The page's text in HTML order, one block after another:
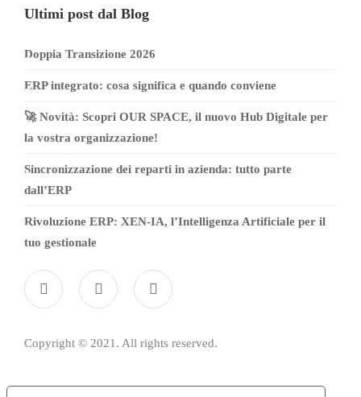
Ultimi post dal Blog
Doppia Transizione 2026
ERP integrato: cosa significa e quando conviene
🚀 Novità: Scopri OUR SPACE, il nuovo Hub Digitale per
la vostra organizzazione!
Sincronizzazione dei reparti in azienda: tutto parte
dall’ERP
Rivoluzione ERP: XEN-IA, l’Intelligenza Artificiale per il
tuo gestionale
Copyright © 2021. All rights reserved.